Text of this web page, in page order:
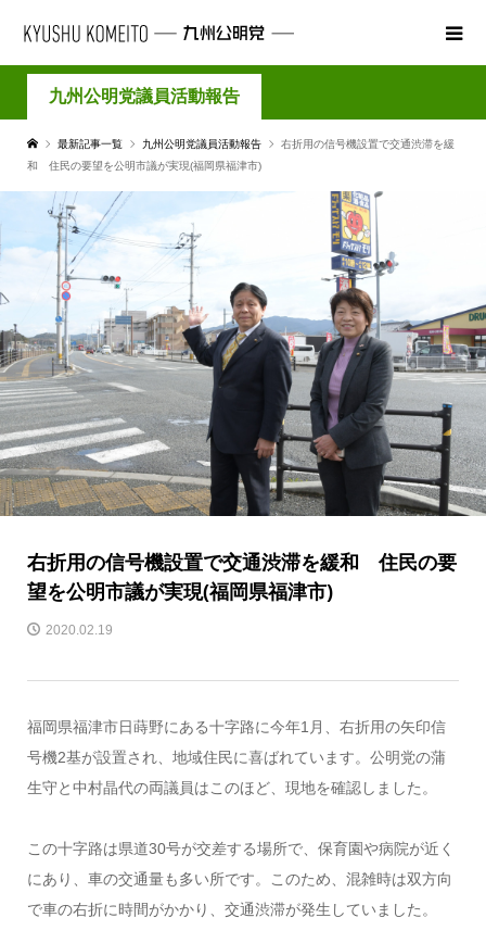
九州公明党議員活動報告
最新記事一覧 九州公明党議員活動報告
右折用の信号機設置で交通渋滞を緩
和 住民の要望を公明市議が実現(福岡県福津市)
右折用の信号機設置で交通渋滞を緩和 住民の要
望を公明市議が実現(福岡県福津市)
2020.02.19
福岡県福津市日蒔野にある十字路に今年1月、右折用の矢印信
号機2基が設置され、地域住民に喜ばれています。公明党の蒲
生守と中村晶代の両議員はこのほど、現地を確認しました。
この十字路は県道30号が交差する場所で、保育園や病院が近く
にあり、車の交通量も多い所です。このため、混雑時は双方向
で車の右折に時間がかかり、交通渋滞が発生していました。